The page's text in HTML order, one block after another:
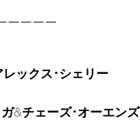
ーーーー
レックス･シェリー
&チェーズ･オーエンズ